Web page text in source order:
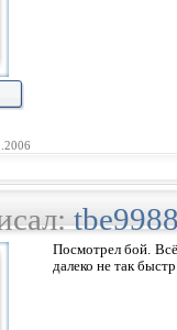
Посмотрел бой.
далеко не так